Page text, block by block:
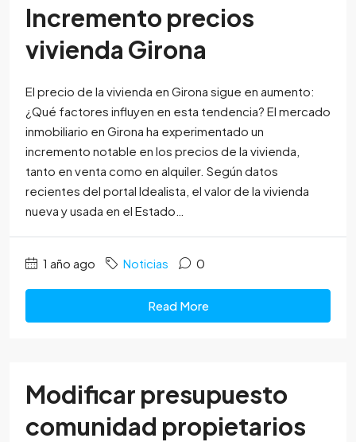
Incremento precios
vivienda Girona
El precio de la vivienda en Girona sigue en aumento:
¿Qué factores influyen en esta tendencia? El mercado
inmobiliario en Girona ha experimentado un
incremento notable en los precios de la vivienda,
tanto en venta como en alquiler. Según datos
recientes del portal Idealista, el valor de la vivienda
nueva y usada en el Estado…
1 año ago Noticias 0
Read More
Modificar presupuesto
comunidad propietarios